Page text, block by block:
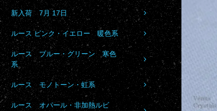
新入荷 7月 17日
ルース ピンク・イエロー 暖色系
ルース ブルー・グリーン 寒色
系
ルース モノトーン・虹系
ルース オパール・非加熱ルビ